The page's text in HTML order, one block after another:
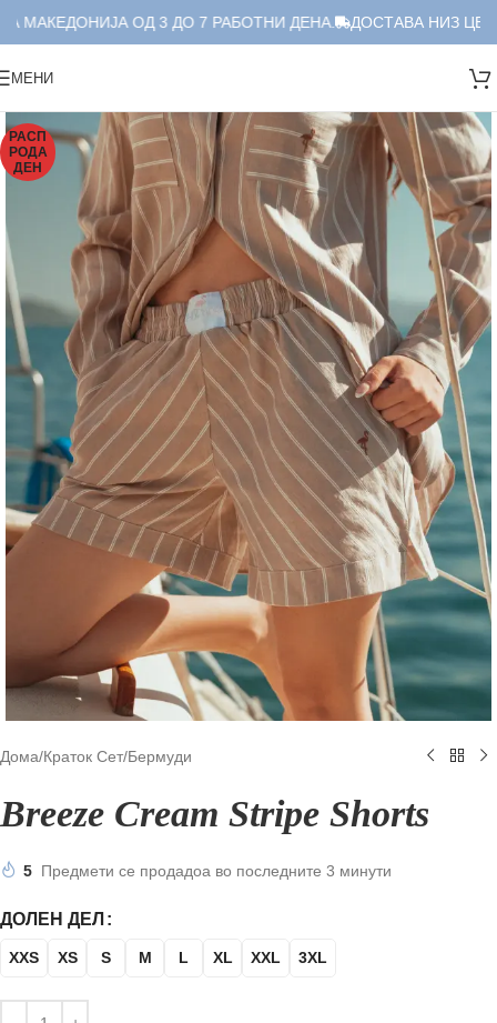
МАКЕДОНИЈА ОД 3 ДО 7 РАБОТНИ ДЕНА. ДОСТАВА НИЗ
МЕНИ
РАСП
РОДА
ДЕН
Дома/Краток Сет/Бермуди
Breeze Cream Stripe Shorts
5 Предмети се продадоа во последните 3 минути
ДОЛЕН ДЕЛ
XXS XS S M L XL XXL 3XL